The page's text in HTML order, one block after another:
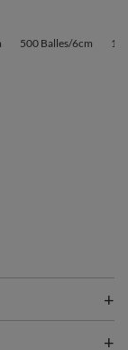
500 Balles/6cm